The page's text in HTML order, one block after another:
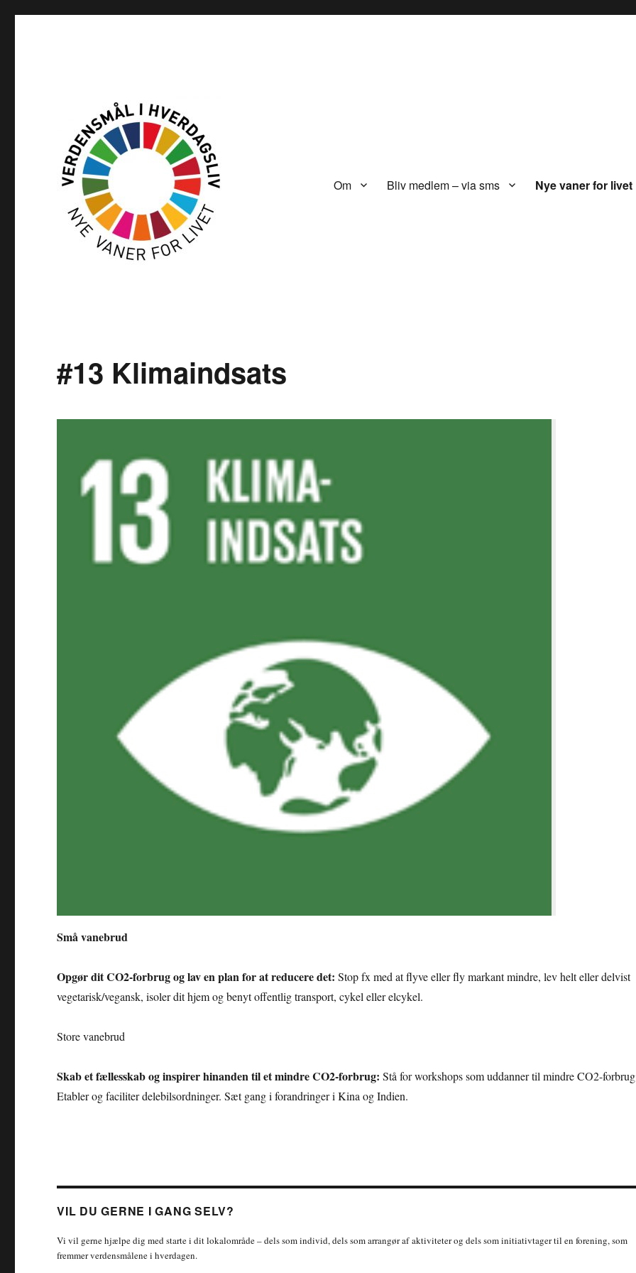
Om Bliv medlem – via sms Nye vaner for livet
#13 Klimaindsats
Små vanebrud
Opgør dit CO2-forbrug og lav en plan for at reducere det:Stop fx med at flyve eller fly markant mindre, lev helt eller delvist
vegetarisk/vegansk, isoler dit hjem og benyt offentlig transport, cykel eller elcykel.
Store vanebrud
Skab et fællesskab og inspirer hinanden til et mindre CO2-forbrug:Stå for workshops som uddanner til mindre CO2-
Etabler og faciliter delebilsordninger. Sæt gang i forandringer i Kina og Indien.
VIL DU GERNE I GANG SELV?
Vi vil gerne hjælpe dig med starte i dit lokalområde – dels som individ, dels som arrangør af aktiviteter og dels som initiativtager til en forening, som
fremmer verdensmålene i hverdagen.